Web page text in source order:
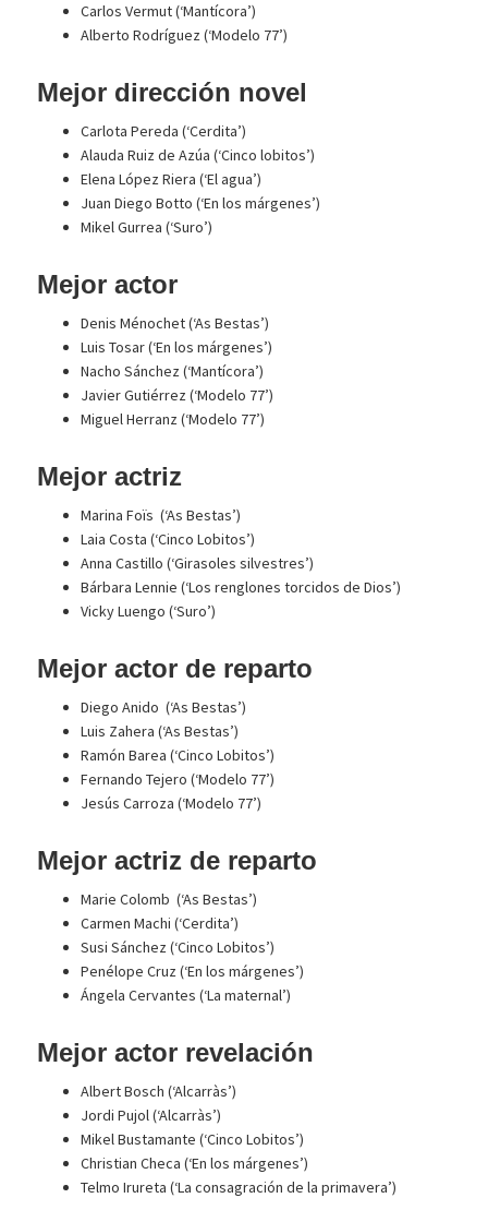
Carlos Vermut (‘Mantícora’)
Alberto Rodríguez (‘Modelo 77’)
Mejor dirección novel
Carlota Pereda (‘Cerdita’)
Alauda Ruiz de Azúa (‘Cinco lobitos’)
Elena López Riera (‘El agua’)
Juan Diego Botto (‘En los márgenes’)
Mikel Gurrea (‘Suro’)
Mejor actor
Denis Ménochet (‘As Bestas’)
Luis Tosar (‘En los márgenes’)
Nacho Sánchez (‘Mantícora’)
Javier Gutiérrez (‘Modelo 77’)
Miguel Herranz (‘Modelo 77’)
Mejor actriz
Marina Foïs (‘As Bestas’)
Laia Costa (‘Cinco Lobitos’)
Anna Castillo (‘Girasoles silvestres’)
Bárbara Lennie (‘Los renglones torcidos de Dios’)
Vicky Luengo (‘Suro’)
Mejor actor de reparto
Diego Anido (‘As Bestas’)
Luis Zahera (‘As Bestas’)
Ramón Barea (‘Cinco Lobitos’)
Fernando Tejero (‘Modelo 77’)
Jesús Carroza (‘Modelo 77’)
Mejor actriz de reparto
Marie Colomb (‘As Bestas’)
Carmen Machi (‘Cerdita’)
Susi Sánchez (‘Cinco Lobitos’)
Penélope Cruz (‘En los márgenes’)
Ángela Cervantes (‘La maternal’)
Mejor actor revelación
Albert Bosch (‘Alcarràs’)
Jordi Pujol (‘Alcarràs’)
Mikel Bustamante (‘Cinco Lobitos’)
Christian Checa (‘En los márgenes’)
Telmo Irureta (‘La consagración de la primavera’)